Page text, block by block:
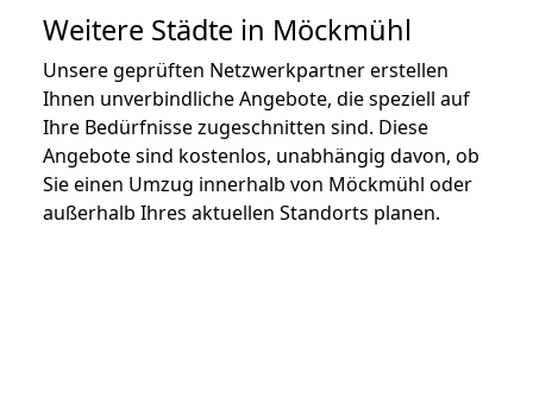
Weitere Städte in Möckmühl
Unsere geprüften Netzwerkpartner erstellen
Ihnen unverbindliche Angebote, die speziell auf
Ihre Bedürfnisse zugeschnitten sind. Diese
Angebote sind kostenlos, unabhängig davon, ob
Sie einen Umzug innerhalb von Möckmühl oder
außerhalb Ihres aktuellen Standorts planen.